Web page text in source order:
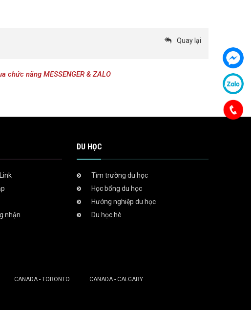
Quay lại
năng MESSENGER & ZALO
nhận
DU HỌC
Tìm trường du học
Học bổng du học
Hướng nghiệp du học
Du học hè
CANADA - TORONTO
CANADA - CALGARY